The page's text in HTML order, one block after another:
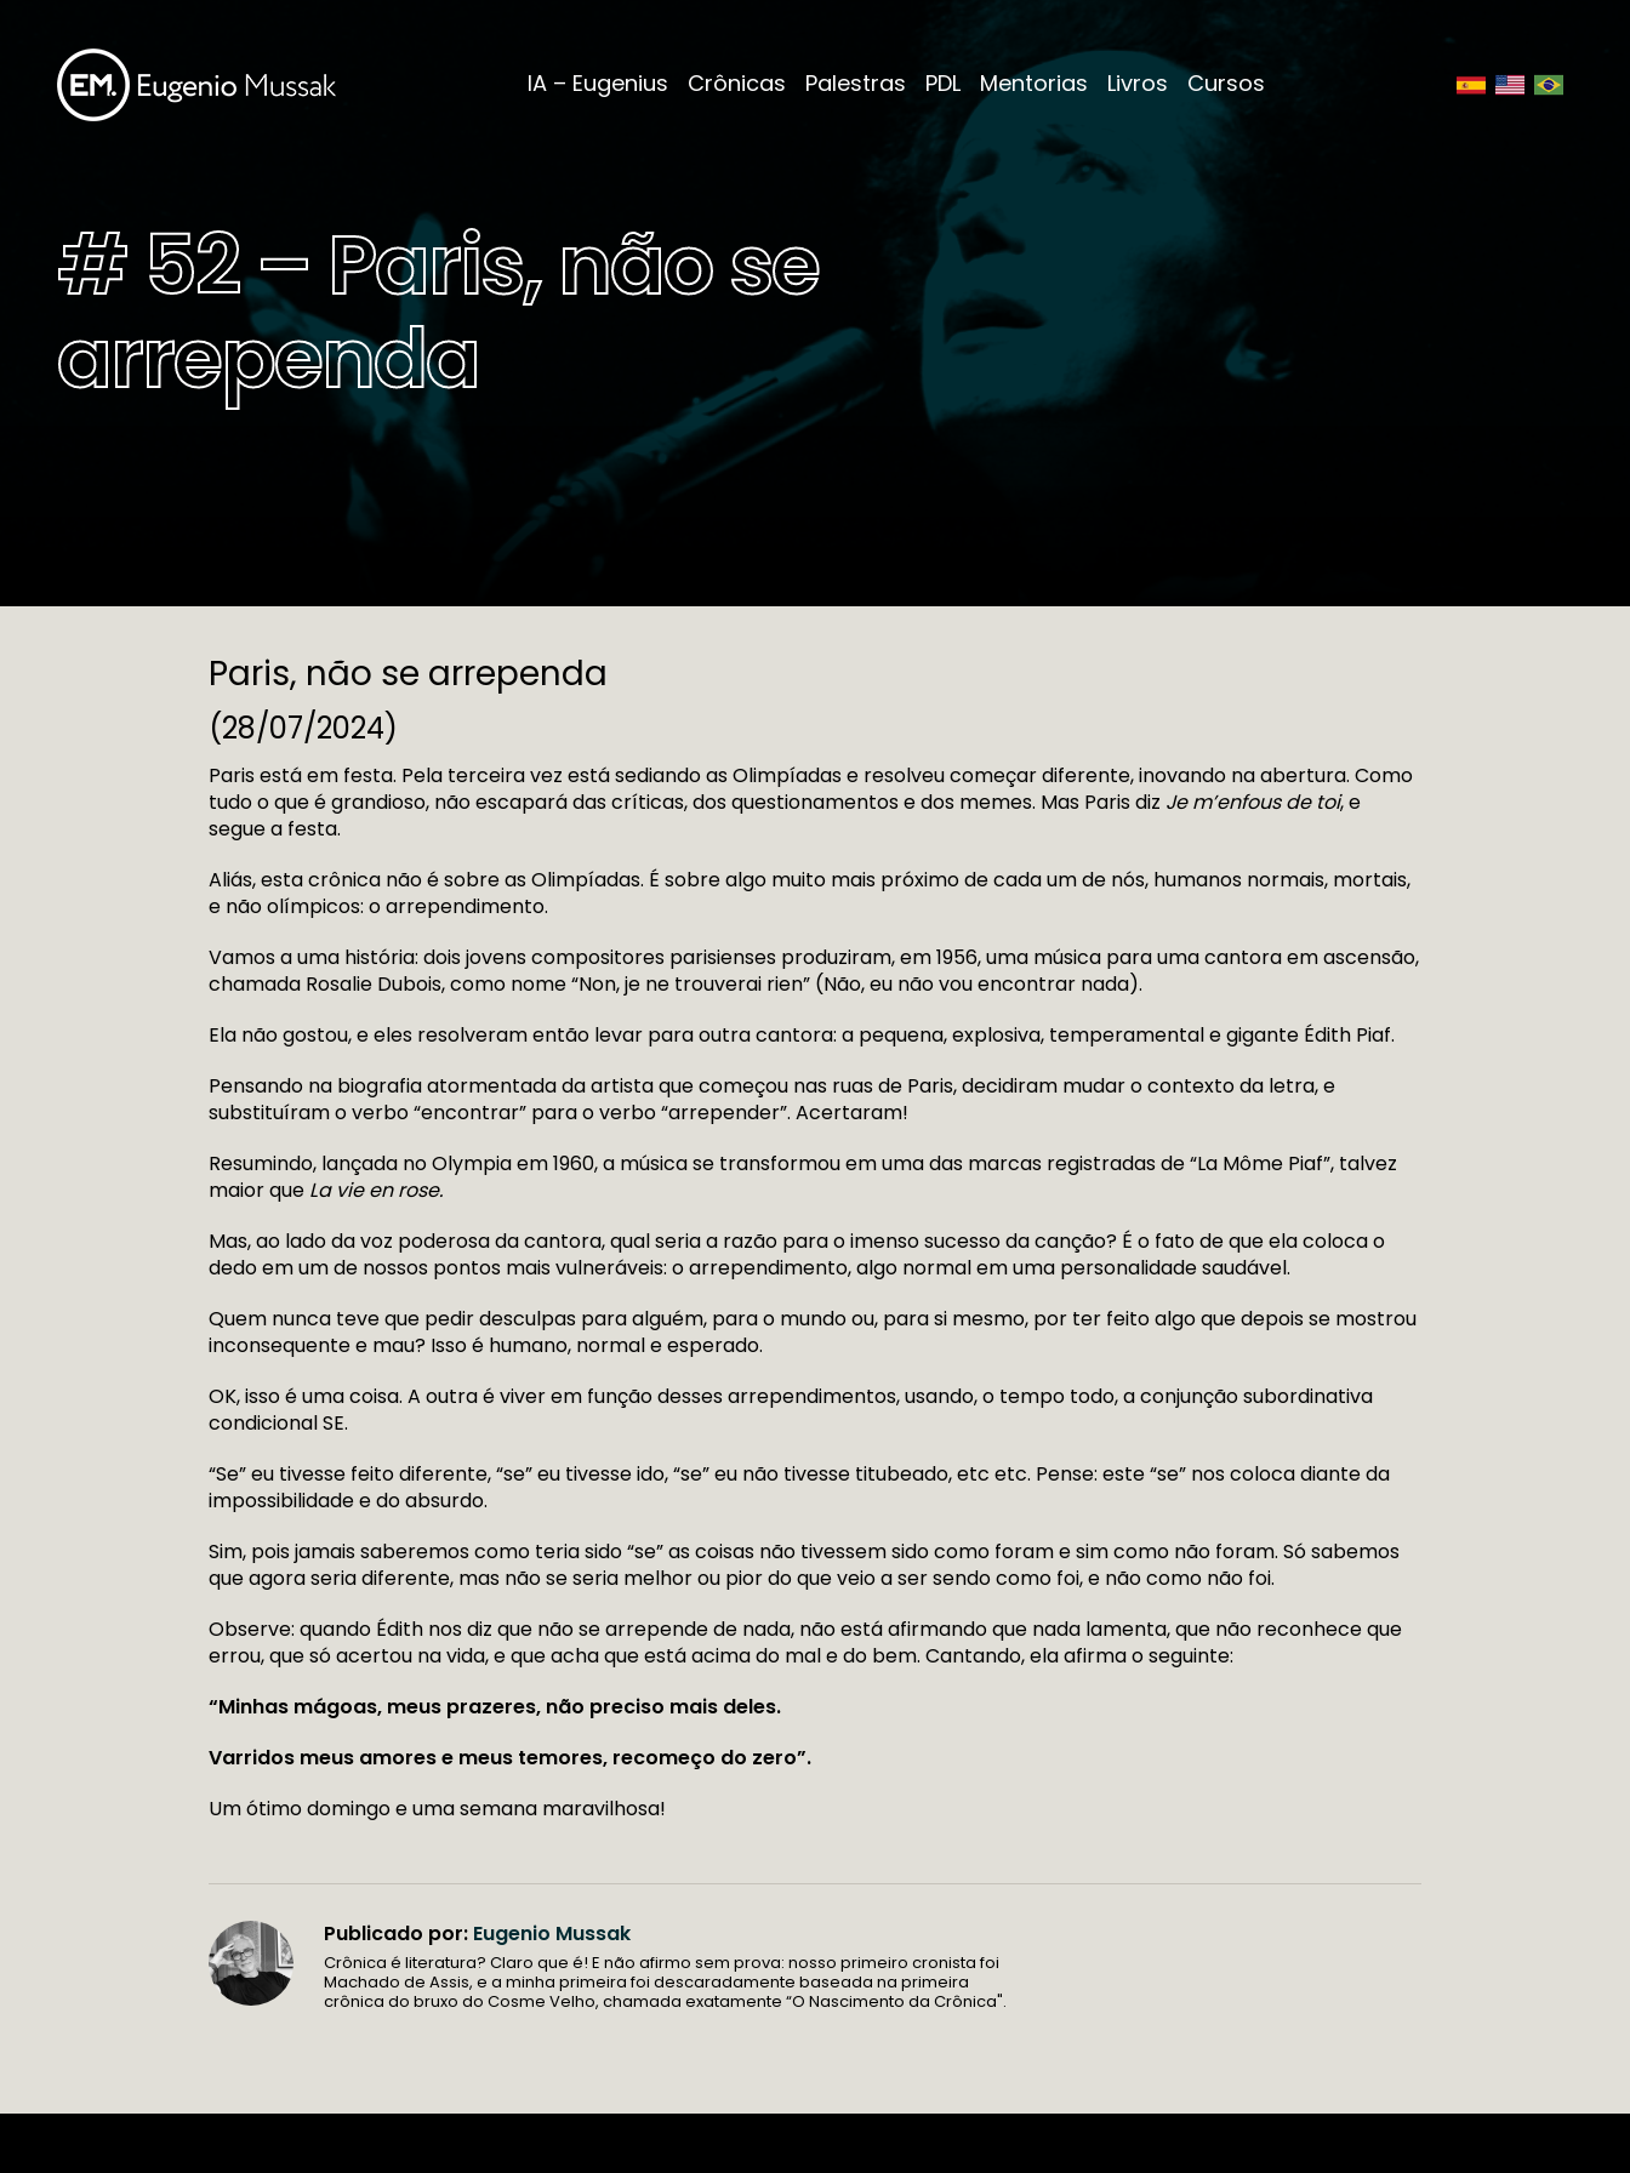
IA – Eugenius Crônicas Palestras PDL Mentorias Livros Cursos
# 52 – Paris, não se
arrependa
Paris, não se arrependa
(28/07/2024)
Paris está em festa. Pela terceira vez está sediando as Olimpíadas e resolveu começar diferente, inovando na abertura. Como
tudo o que é grandioso, não escapará das críticas, dos questionamentos e dos memes. Mas Paris diz Je m’enfous de toi, e
segue a festa.
Aliás, esta crônica não é sobre as Olimpíadas. É sobre algo muito mais próximo de cada um de nós, humanos normais, mortais,
e não olímpicos: o arrependimento.
Vamos a uma história: dois jovens compositores parisienses produziram, em 1956, uma música para uma cantora em ascensão,
chamada Rosalie Dubois, como nome “Non, je ne trouverai rien” (Não, eu não vou encontrar nada).
Ela não gostou, e eles resolveram então levar para outra cantora: a pequena, explosiva, temperamental e gigante Édith Piaf.
Pensando na biografia atormentada da artista que começou nas ruas de Paris, decidiram mudar o contexto da letra, e
substituíram o verbo “encontrar” para o verbo “arrepender”. Acertaram!
Resumindo, lançada no Olympia em 1960, a música se transformou em uma das marcas registradas de “La Môme Piaf”, talvez
maior que La vie en rose.
Mas, ao lado da voz poderosa da cantora, qual seria a razão para o imenso sucesso da canção? É o fato de que ela coloca o
dedo em um de nossos pontos mais vulneráveis: o arrependimento, algo normal em uma personalidade saudável.
Quem nunca teve que pedir desculpas para alguém, para o mundo ou, para si mesmo, por ter feito algo que depois se mostrou
inconsequente e mau? Isso é humano, normal e esperado.
OK, isso é uma coisa. A outra é viver em função desses arrependimentos, usando, o tempo todo, a conjunção subordinativa
condicional SE.
“Se” eu tivesse feito diferente, “se” eu tivesse ido, “se” eu não tivesse titubeado, etc etc. Pense: este “se” nos coloca diante da
impossibilidade e do absurdo.
Sim, pois jamais saberemos como teria sido “se” as coisas não tivessem sido como foram e sim como não foram. Só sabemos
que agora seria diferente, mas não se seria melhor ou pior do que veio a ser sendo como foi, e não como não foi.
Observe: quando Édith nos diz que não se arrepende de nada, não está afirmando que nada lamenta, que não reconhece que
errou, que só acertou na vida, e que acha que está acima do mal e do bem. Cantando, ela afirma o seguinte:
“Minhas mágoas, meus prazeres, não preciso mais deles.
Varridos meus amores e meus temores, recomeço do zero”.
Um ótimo domingo e uma semana maravilhosa!
Publicado por: Eugenio Mussak
Crônica é literatura? Claro que é! E não afirmo sem prova: nosso primeiro cronista foi
Machado de Assis, e a minha primeira foi descaradamente baseada na primeira
crônica do bruxo do Cosme Velho, chamada exatamente “O Nascimento da Crônica".